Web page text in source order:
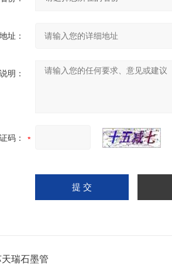
址：
明：
码：
瑞石墨管